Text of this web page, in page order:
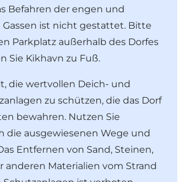
Befahren der engen und
ist nicht gestattet. Bitte
Parkplatz außerhalb des Dorfes
Sie Kikhavn zu Fuß.
die wertvollen Deich- und
zu schützen, die das Dorf
bewahren. Nutzen Sie
die ausgewiesenen Wege und
Entfernen von Sand, Steinen,
anderen Materialien vom Strand